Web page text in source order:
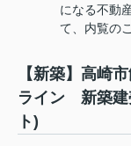
になる不動
て、内覧の
【新築】高崎
ライン 新築建
ト)